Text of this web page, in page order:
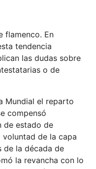
flamenco. En
tendencia
las dudas sobre
o de
Mundial el reparto
compensó
de estado de
voluntad de la capa
de la década de
la revancha con lo